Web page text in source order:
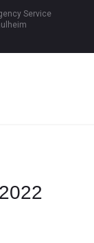
Service